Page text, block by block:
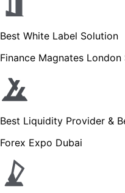
Best White Label Solution
Finance Magnates London
Best Liquidity Provider &
Forex Expo Dubai